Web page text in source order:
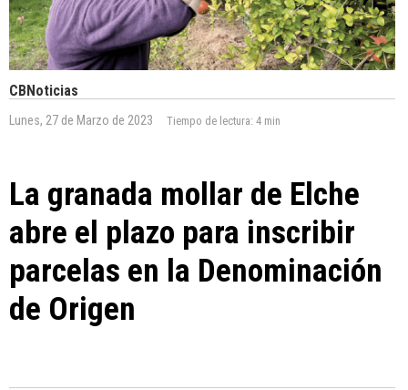
CBNoticias
Lunes, 27 de Marzo de 2023 Tiempo de lectura: 4 min
La granada mollar de Elche
abre el plazo para inscribir
parcelas en la Denominación
de Origen